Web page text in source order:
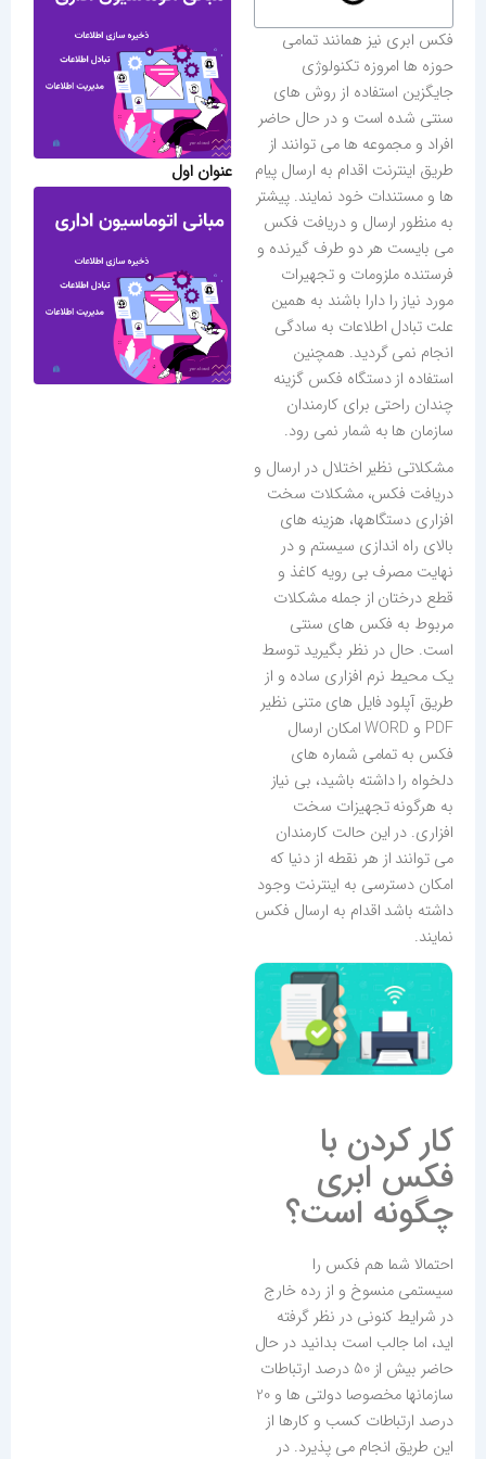
فکس ابری نیز همانند تمامی
حوزه ها امروزه تکنولوژی
جایگزین استفاده از روش های
سنتی شده است و در حال حاضر
افراد و مجموعه ها می توانند از
طریق اینترنت اقدام به ارسال پیام
ها و مستندات خود نمایند. پیشتر
به منظور ارسال و دریافت فکس
می بایست هر دو طرف گیرنده و
فرستنده ملزومات و تجهیرات
مورد نیاز را دارا باشند به همین
علت تبادل اطلاعات به سادگی
انجام نمی گردید. همچنین
استفاده از دستگاه فکس گزینه
چندان راحتی برای کارمندان
سازمان ها به شمار نمی رود.
مشکلاتی نظیر اختلال در ارسال و
دریافت فکس، مشکلات سخت
افزاری دستگاهها، هزینه های
بالای راه اندازی سیستم و در
نهایت مصرف بی رویه کاغذ و
قطع درختان از جمله مشکلات
مربوط به فکس های سنتی
است. حال در نظر بگیرید توسط
یک محیط نرم افزاری ساده و از
طریق آپلود فایل های متنی نظیر
PDF و WORD امکان ارسال
فکس به تمامی شماره های
دلخواه را داشته باشید، بی نیاز
به هرگونه تجهیزات سخت
افزاری. در این حالت کارمندان
می توانند از هر نقطه از دنیا که
امکان دسترسی به اینترنت وجود
داشته باشد اقدام به ارسال فکس
نمایند.
کار کردن با
فکس ابری
چگونه است؟
احتمالا شما هم فکس را
سیستمی منسوخ و از رده خارج
در شرایط کنونی در نظر گرفته
اید، اما جالب است بدانید در حال
حاضر بیش از 50 درصد ارتباطات
سازمانها مخصوصا دولتی ها و 20
درصد ارتباطات کسب و کارها از
این طریق انجام می پذیرد. در
عنوان اول